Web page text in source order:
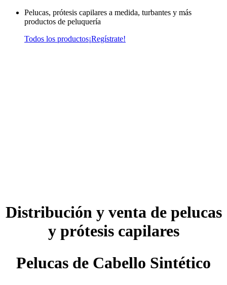
Pelucas, prótesis capilares a medida, turbantes y más
productos de peluquería
Todos los productos¡Regístrate!
Distribución y venta de pelucas
y prótesis capilares
Pelucas de Cabello Sintético